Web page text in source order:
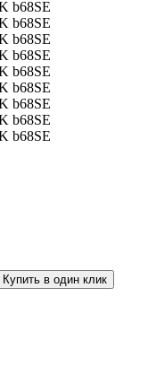
Купить в один клик